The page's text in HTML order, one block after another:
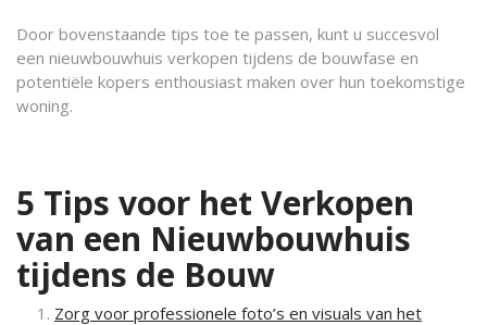
Door bovenstaande tips toe te passen, kunt u succesvol
een nieuwbouwhuis verkopen tijdens de bouwfase en
potentiële kopers enthousiast maken over hun toekomstige
woning.
5 Tips voor het Verkopen
van een Nieuwbouwhuis
tijdens de Bouw
Zorg voor professionele foto’s en visuals van het